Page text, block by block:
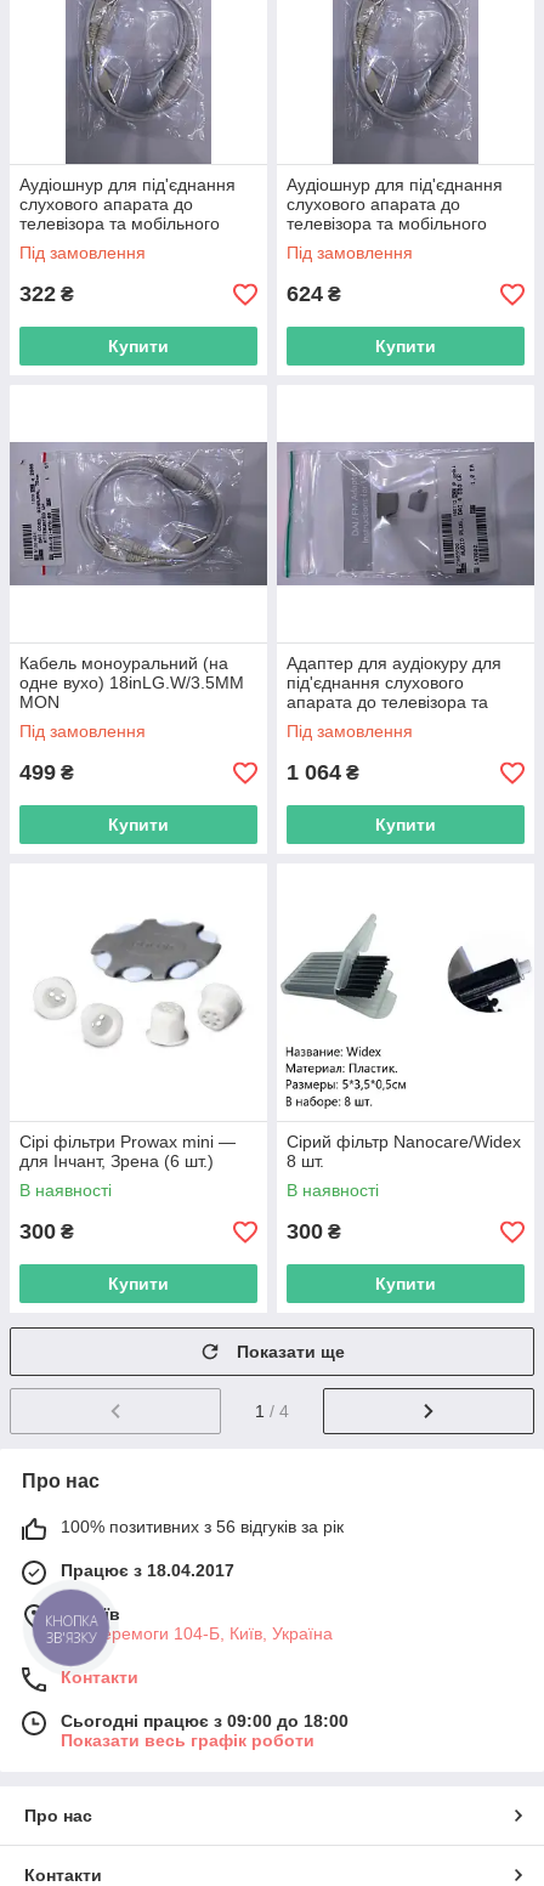
Аудіошнур для під'єднання
слухового апарата до
телевізора та мобільного
телефона завдовжки 75 см
на одне вухо,1 ка
Під замовлення
322 ₴
Купити
Аудіошнур для під'єднання
слухового апарата до
телевізора та мобільного
телефона завдовжки 60 см
на одне вухо,1 ка
Під замовлення
624 ₴
Купити
Кабель моноуральний (на
одне вухо) 18inLG.W/3.5MM
MON
Під замовлення
499 ₴
Купити
Адаптер для аудіокуру для
під'єднання слухового
апарата до телевізора та
мобільного телефона 4 SBO
GR слухових
Під замовлення
1 064 ₴
Купити
Сірі фільтри Prowax mini —
для Інчант, Зрена (6 шт.)
В наявності
300 ₴
Купити
Сірий фільтр Nanocare/Widex
8 шт.
В наявності
300 ₴
Купити
Показати ще
1 / 4
Про нас
100% позитивних з 56 відгуків за рік
Працює з 18.04.2017
м. Київ
пр. Перемоги 104-Б, Київ, Україна
Контакти
Сьогодні працює з 09:00 до 18:00
Показати весь графік роботи
Про нас
Контакти